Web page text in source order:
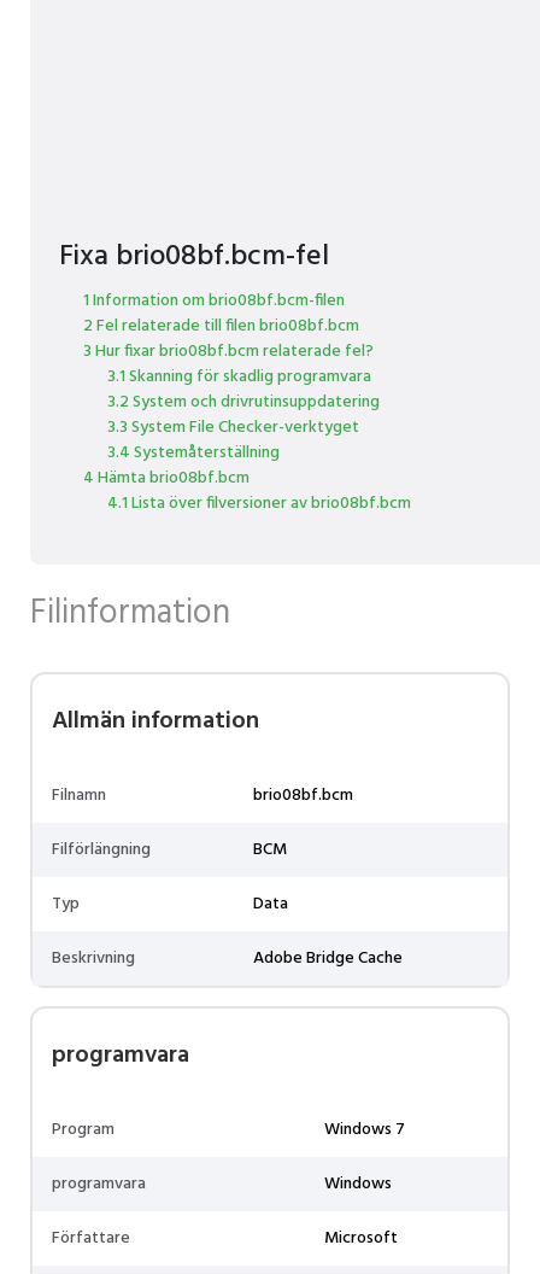
Fixa brio08bf.bcm-fel
1 Information om brio08bf.bcm-filen
2 Fel relaterade till filen brio08bf.bcm
3 Hur fixar brio08bf.bcm relaterade fel?
3.1 Skanning för skadlig programvara
3.2 System och drivrutinsuppdatering
3.3 System File Checker-verktyget
3.4 Systemåterställning
4 Hämta brio08bf.bcm
4.1 Lista över filversioner av brio08bf.bcm
Filinformation
Allmän information
Filnamn
brio08bf.bcm
Filförlängning
BCM
Typ
Data
Beskrivning
Adobe Bridge Cache
programvara
Program
Windows 7
programvara
Windows
Författare
Microsoft